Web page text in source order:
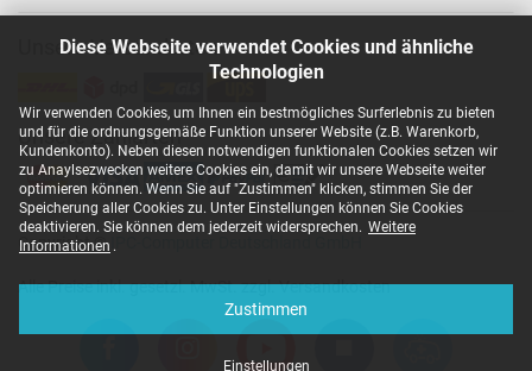
Diese Webseite verwendet Cookies und ähnliche
Technologien
Wir verwenden Cookies, um Ihnen ein bestmögliches Surferlebnis zu bieten
und für die ordnungsgemäße Funktion unserer Website (z.B. Warenkorb,
Kundenkonto). Neben diesen notwendigen funktionalen Cookies setzen wir
zu Anaylsezwecken weitere Cookies ein, damit wir unsere Webseite weiter
optimieren können. Wenn Sie auf "Zustimmen" klicken, stimmen Sie der
Speicherung aller Cookies zu. Unter Einstellungen können Sie Cookies
deaktivieren. Sie können dem jederzeit widersprechen. Weitere
Informationen .
Zustimmen
Einstellungen
Unsere Versandarten
Unsere Zahlarten
Copyright ©
Alle Preise inkl. gesetzl. MwSt. zzgl. Versandkosten